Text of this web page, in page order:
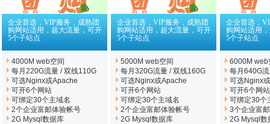
企业首选，VIP服务，成熟团
购网站适用，超大流量，可开
5个子站点
4000M web空间
每月220G流量 / 双线110G
可选Nginx或Apache
可开6个网站
可绑定30个主域名
2个企业富邮体验帐号
2G Mysql数据库
企业首选，VIP服务，成熟团
购网站适用，超大流量，可开
5个子站点
5000M web空间
每月320G流量 / 双线160G
可选Nginx或Apache
可开6个网站
可绑定30个主域名
2个企业富邮体验帐号
2G Mysql数据库
企业首选，
购网站适用
5个子站点
6000M web
每月640G
可选Nginx
可开6个网站
可绑定30个
3个企业富
2G Mysql数